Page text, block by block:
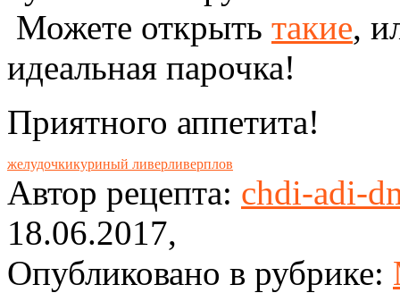
Можете открыть такие,
идеальная парочка!
Приятного аппетита!
желудочкикуриный ливерливерплов
Автор рецепта: chdi-adi-
18.06.2017,
Опубликовано в рубрике: